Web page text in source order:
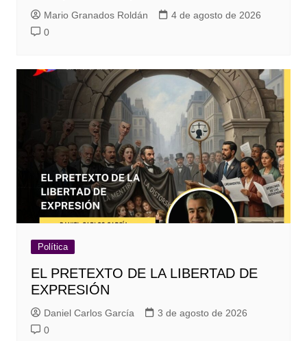
Mario Granados Roldán
4 de agosto de 2026
0
Política
EL PRETEXTO DE LA LIBERTAD DE
EXPRESIÓN
Daniel Carlos García
3 de agosto de 2026
0